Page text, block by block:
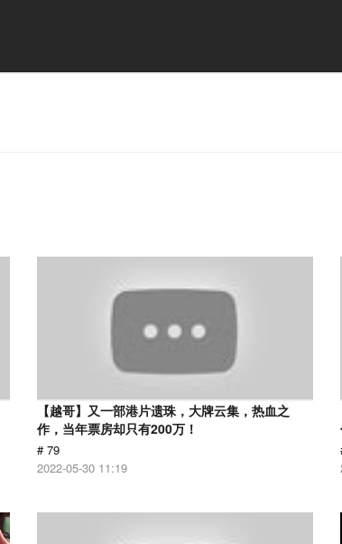
【越哥】又一部港片遗珠，大牌云集，热血之
作，当年票房却只有200万！
# 79
2022-05-30 11:19